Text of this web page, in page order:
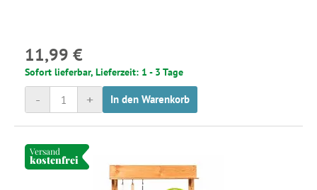
11,99 €
Sofort lieferbar, Lieferzeit: 1 - 3 Tage
+
- In den Warenkorb
Versand
kostenfrei